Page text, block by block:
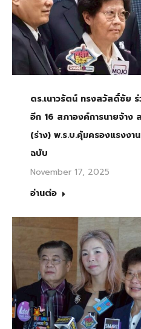
ดร.เนาวรัตน์ ทรงสวัสดิ์ชัย
อีก 16 สภาองค์การนายจ้าง
(ร่าง) พ.ร.บ.คุ้มครองแรงง
ฉบับ
November 17, 2025
อ่านต่อ